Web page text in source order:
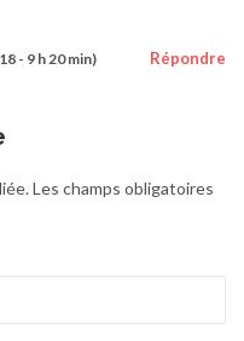
- 9 h 20 min) Répondre
Les champs obligatoires